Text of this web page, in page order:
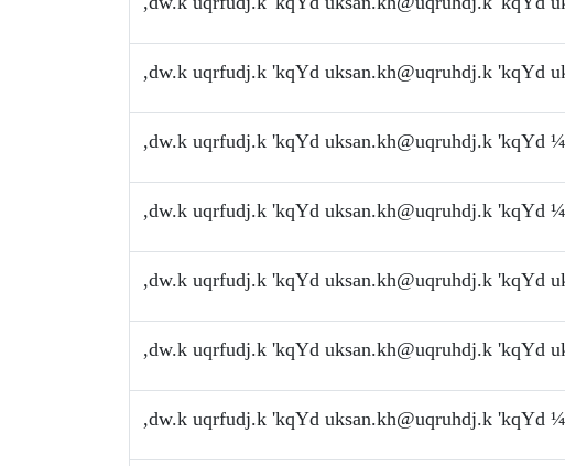
,dw.k uqrfudj.k 'kqYd uksan.kh@uqruhdj.k 'kqYd
,dw.k uqrfudj.k 'kqYd uksan.kh@uqruhdj.k 'kqYd
,dw.k uqrfudj.k 'kqYd uksan.kh@uqruhdj.k 'kqYd
,dw.k uqrfudj.k 'kqYd uksan.kh@uqruhdj.k 'kqYd
,dw.k uqrfudj.k 'kqYd uksan.kh@uqruhdj.k 'kqYd
,dw.k uqrfudj.k 'kqYd uksan.kh@uqruhdj.k 'kqYd